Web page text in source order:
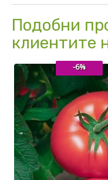
Подобни
клиентите
-6%